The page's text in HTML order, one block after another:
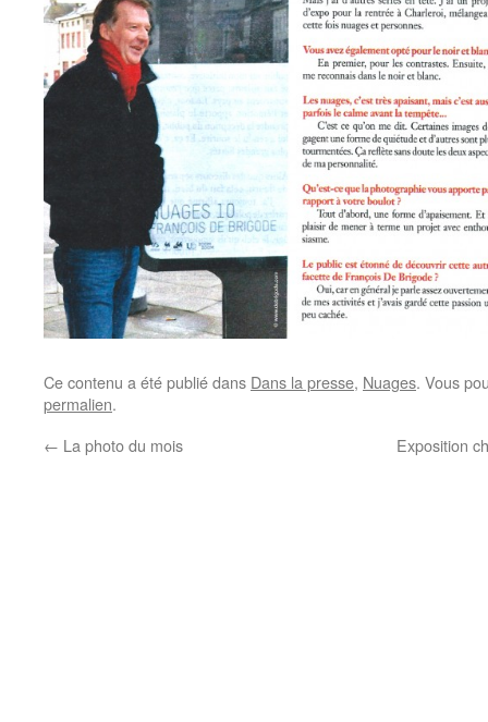
Ce contenu a été publié dans Dans la presse, Nuages. Vous
permalien.
← La photo du mois Exposition